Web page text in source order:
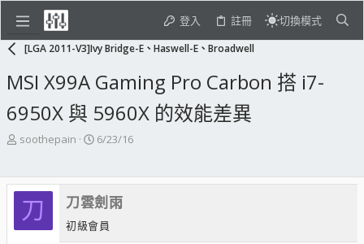
登入 註冊 切換模式
[LGA 2011-V3]Ivy Bridge-E、Haswell-E、Broadwell
MSI X99A Gaming Pro Carbon 搭 i7-
6950X 與 5960X 的效能差異
主
起
人
soothepain
開
期
6/23/16
刀 刀雲劍雨
初級會員